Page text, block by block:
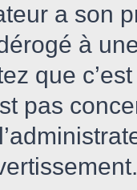
a son
à
que
pas